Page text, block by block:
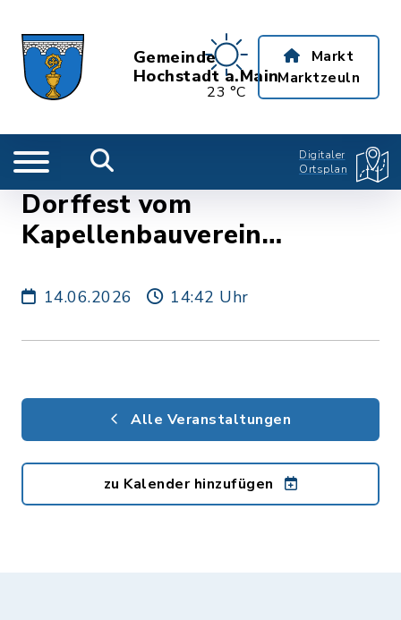
Gemeinde
Hochstadt a.Main
23 °C
Markt
Marktzeuln
Digitaler
Ortsplan
Dorffest vom
Kapellenbauverein
14.06.2026 14:42 Uhr
Alle Veranstaltungen
zu Kalender hinzufügen